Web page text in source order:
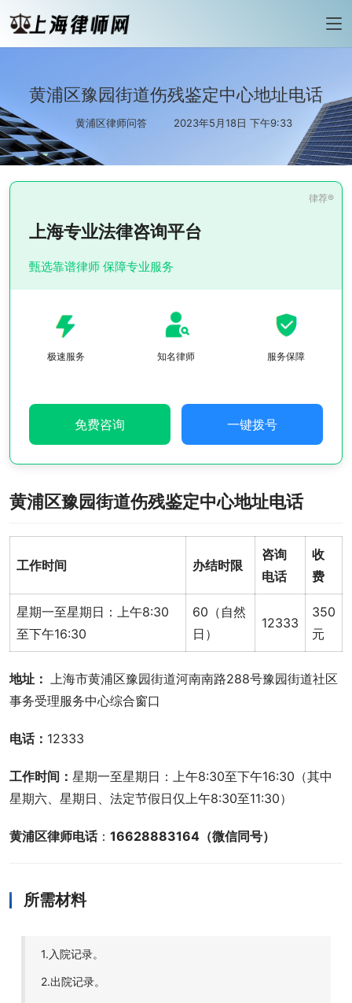
黄浦区豫园街道伤残鉴定中心地址电话
黄浦区律师问答 2023年5月18日 下午9:33
上海专业法律咨询平台
甄选靠谱律师 保障专业服务
极速服务 知名律师 服务保障
免费咨询 一键拨号
黄浦区豫园街道伤残鉴定中心地址电话
工作时间 办结时限
咨询
电话
收
费
星期一至星期日：上午8:30
至下午16:30
60（自然
日）
12333
350
元
地址： 上海市黄浦区豫园街道河南南路288号豫园街道社区
事务受理服务中心综合窗口
电话： 12333
工作时间： 星期一至星期日：上午8:30至下午16:30（其中
星期六、星期日、法定节假日仅上午8:30至11:30）
黄浦区律师电话： 16628883164（微信同号）
所需材料
1.入院记录。
2.出院记录。